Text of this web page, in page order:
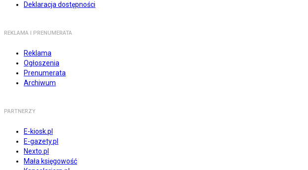
Deklaracja dostępności
REKLAMA I PRENUMERATA
Reklama
Ogłoszenia
Prenumerata
Archiwum
PARTNERZY
E-kiosk.pl
E-gazety.pl
Nexto.pl
Mała księgowość